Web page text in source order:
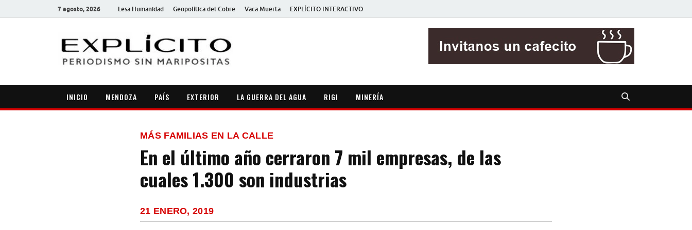
7 agosto, 2026 Lesa Humanidad Geopolítica del Cobre Vaca Muerta EXPLÍCITO INTERACTIVO
INICIO MENDOZA PAÍS EXTERIOR LA GUERRA DEL AGUA RIGI MINERÍA
MÁS FAMILIAS EN LA CALLE
En el último año cerraron 7 mil empresas, de las
cuales 1.300 son industrias
21 ENERO, 2019